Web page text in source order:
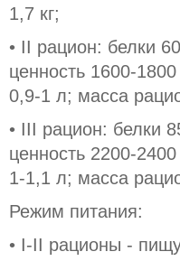
1,7 кг;
• II рацион: белки
ценность 1600-
0,9-1 л; масса
• III рацион: белки
ценность 2200-
1-1,1 л; масса
Режим питания:
• I-II рационы -